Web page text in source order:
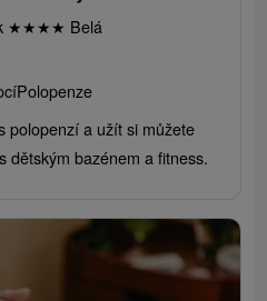
★★★★ Belá
Polopenze
polopenzí a užít si můžete
dětským bazénem a fitness.